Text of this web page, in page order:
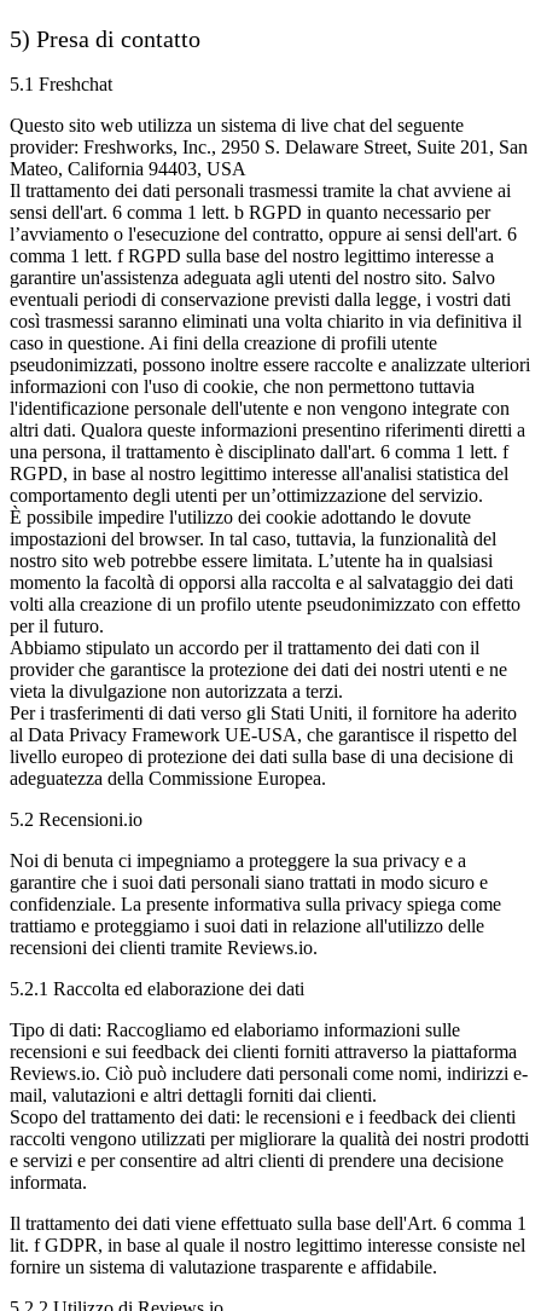
5) Presa di contatto
5.1 Freshchat
Questo sito web utilizza un sistema di live chat del seguente
provider: Freshworks, Inc., 2950 S. Delaware Street, Suite 201, San
Mateo, California 94403, USA
Il trattamento dei dati personali trasmessi tramite la chat avviene ai
sensi dell'art. 6 comma 1 lett. b RGPD in quanto necessario per
l’avviamento o l'esecuzione del contratto, oppure ai sensi dell'art. 6
comma 1 lett. f RGPD sulla base del nostro legittimo interesse a
garantire un'assistenza adeguata agli utenti del nostro sito. Salvo
eventuali periodi di conservazione previsti dalla legge, i vostri dati
così trasmessi saranno eliminati una volta chiarito in via definitiva il
caso in questione. Ai fini della creazione di profili utente
pseudonimizzati, possono inoltre essere raccolte e analizzate ulteriori
informazioni con l'uso di cookie, che non permettono tuttavia
l'identificazione personale dell'utente e non vengono integrate con
altri dati. Qualora queste informazioni presentino riferimenti diretti a
una persona, il trattamento è disciplinato dall'art. 6 comma 1 lett. f
RGPD, in base al nostro legittimo interesse all'analisi statistica del
comportamento degli utenti per un’ottimizzazione del servizio.
È possibile impedire l'utilizzo dei cookie adottando le dovute
impostazioni del browser. In tal caso, tuttavia, la funzionalità del
nostro sito web potrebbe essere limitata. L’utente ha in qualsiasi
momento la facoltà di opporsi alla raccolta e al salvataggio dei dati
volti alla creazione di un profilo utente pseudonimizzato con effetto
per il futuro.
Abbiamo stipulato un accordo per il trattamento dei dati con il
provider che garantisce la protezione dei dati dei nostri utenti e ne
vieta la divulgazione non autorizzata a terzi.
Per i trasferimenti di dati verso gli Stati Uniti, il fornitore ha aderito
al Data Privacy Framework UE-USA, che garantisce il rispetto del
livello europeo di protezione dei dati sulla base di una decisione di
adeguatezza della Commissione Europea.
5.2 Recensioni.io
Noi di benuta ci impegniamo a proteggere la sua privacy e a
garantire che i suoi dati personali siano trattati in modo sicuro e
confidenziale. La presente informativa sulla privacy spiega come
trattiamo e proteggiamo i suoi dati in relazione all'utilizzo delle
recensioni dei clienti tramite Reviews.io.
5.2.1 Raccolta ed elaborazione dei dati
Tipo di dati: Raccogliamo ed elaboriamo informazioni sulle
recensioni e sui feedback dei clienti forniti attraverso la piattaforma
Reviews.io. Ciò può includere dati personali come nomi, indirizzi e-
mail, valutazioni e altri dettagli forniti dai clienti.
Scopo del trattamento dei dati: le recensioni e i feedback dei clienti
raccolti vengono utilizzati per migliorare la qualità dei nostri prodotti
e servizi e per consentire ad altri clienti di prendere una decisione
informata.
Il trattamento dei dati viene effettuato sulla base dell'Art. 6 comma 1
lit. f GDPR, in base al quale il nostro legittimo interesse consiste nel
fornire un sistema di valutazione trasparente e affidabile.